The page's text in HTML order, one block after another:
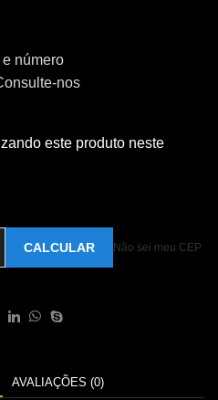
número
nos
este produto neste
CALCULAR Não sei meu CEP
AVALIAÇÕES (0)